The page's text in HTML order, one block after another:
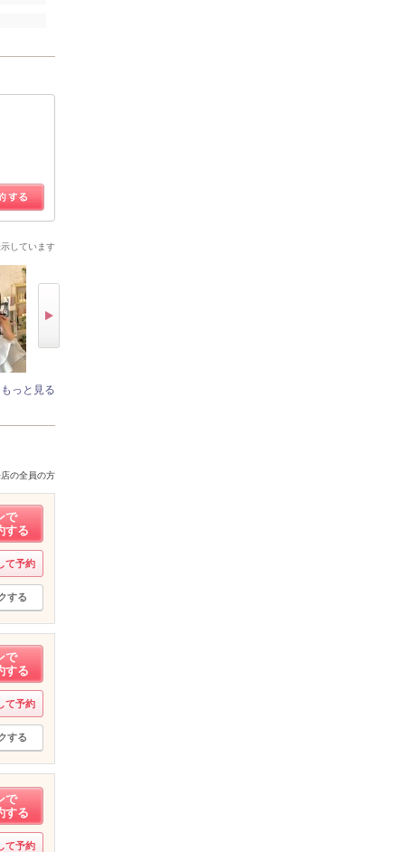
しています
もっと見る
の全員の方
で
する
て予約
する
で
する
て予約
する
で
する
て予約